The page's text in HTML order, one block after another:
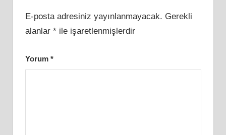
E-posta adresiniz yayınlanmayacak. Gerekli
alanlar *ile işaretlenmişlerdir
Yorum *